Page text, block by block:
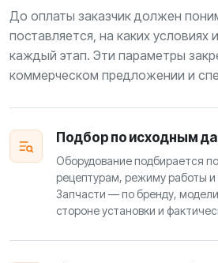
До оплаты заказчик должен
поставляется, на каких условиях
каждый этап. Эти параметры
коммерческом предложении и
Подбор по исходным
Оборудование подбирается
рецептурам, режиму работы
Запчасти — по бренду,
стороне установки и